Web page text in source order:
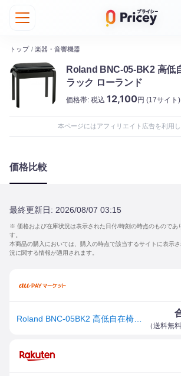
トップ / 楽器・音響機器
Roland BNC-05-BK2 高低
ラック ローランド
価格帯: 税込 12,100円 (17サイト)
本ページにはアフィリエイト広告を利用
価格比較
最終更新日: 2026/08/07 03:15
※ 価格および在庫状況は表示された日付/時刻の時点のものであ
す。
本商品の購入においては、購入の時点で該当するサイトに表示
況に関する情報が適用されます。
（送料無料